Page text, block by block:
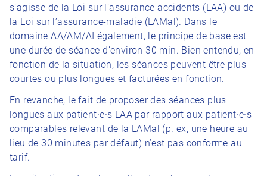
s’agisse de la Loi sur l’assurance accidents (LAA) ou de
la Loi sur l’assurance-maladie (LAMal). Dans le
domaine AA/AM/AI également, le principe de base est
une durée de séance d’environ 30 min. Bien entendu, en
fonction de la situation, les séances peuvent être plus
courtes ou plus longues et facturées en fonction.
En revanche, le fait de proposer des séances plus
longues aux patient·e·s LAA par rapport aux patient·e·s
comparables relevant de la LAMal (p. ex, une heure au
lieu de 30 minutes par défaut) n’est pas conforme au
tarif.